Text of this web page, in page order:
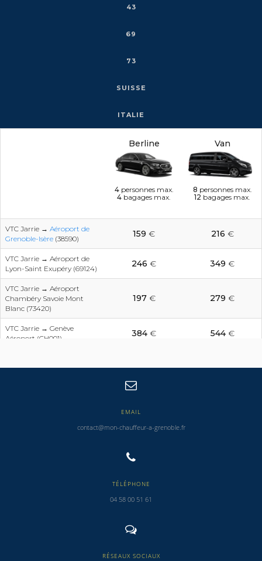
43
69
73
SUISSE
ITALIE
Berline
4personnes max.
4 bagages max.
Van
8 personnes max.
12 bagages max.
VTC Jarrie → Aéroport de
Grenoble-Isère (38590) 159 € 216 €
VTC Jarrie → Aéroport de
Lyon-Saint Exupéry (69124)
246 € 349 €
VTC Jarrie → Aéroport
Chambéry Savoie Mont
Blanc (73420)
197€ 279 €
VTC Jarrie → Genève
Aéroport (CH001)
384 € 544€
EMAIL
contact@mon-chauffeur-a-grenoble.fr
TÉLÉPHONE
04 58 00 51 61
RÉSEAUX SOCIAUX